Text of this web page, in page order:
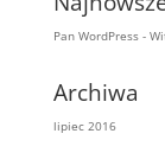
Pan WordPress-
Archiwa
lipiec 2016